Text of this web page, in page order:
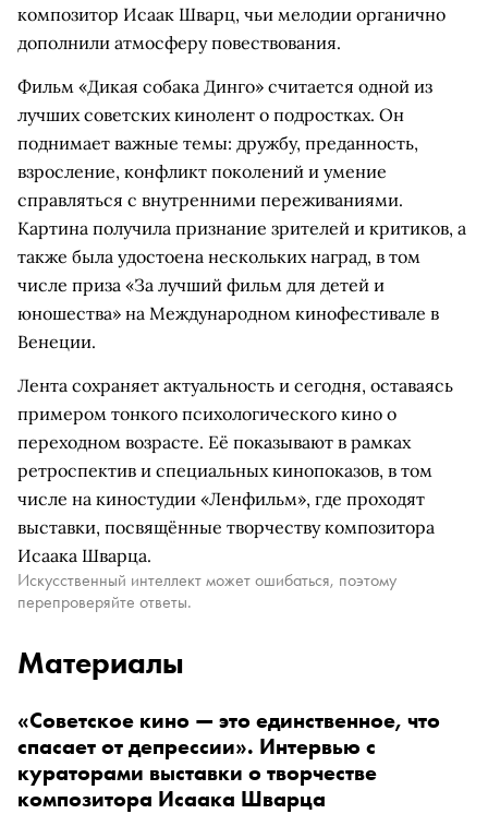
композитор Исаак Шварц, чьи мелодии органично
дополнили атмосферу повествования.
Фильм «Дикая собака Динго» считается одной из
лучших советских кинолент о подростках. Он
поднимает важные темы: дружбу, преданность,
взросление, конфликт поколений и умение
справляться с внутренними переживаниями.
Картина получила признание зрителей и критиков, а
также была удостоена нескольких наград, в том
числе приза «За лучший фильм для детей и
юношества» на Международном кинофестивале в
Венеции.
Лента сохраняет актуальность и сегодня, оставаясь
примером тонкого психологического кино о
переходном возрасте. Её показывают в рамках
ретроспектив и специальных кинопоказов, в том
числе на киностудии «Ленфильм», где проходят
выставки, посвящённые творчеству композитора
Исаака Шварца.
Искусственный интеллект может ошибаться, поэтому
перепроверяйте ответы.
Материалы
«Советское кино — это единственное, что
спасает от депрессии». Интервью с
кураторами выставки о творчестве
композитора Исаака Шварца